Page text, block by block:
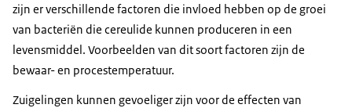
zijn er verschillende factoren die invloed hebben op de groei
van bacteriën die cereulide kunnen produceren in een
levensmiddel. Voorbeelden van dit soort factoren zijn de
bewaar- en procestemperatuur.
Zuigelingen kunnen gevoeliger zijn voor de effecten van